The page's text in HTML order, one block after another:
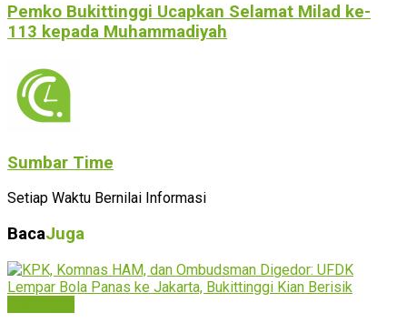
Pemko Bukittinggi Ucapkan Selamat Milad ke-
113 kepada Muhammadiyah
Sumbar Time
Setiap Waktu Bernilai Informasi
BacaJuga